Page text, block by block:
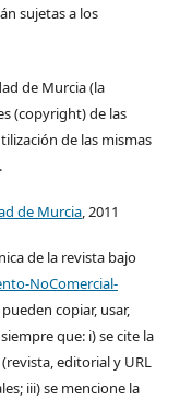
sujetas a los
de Murcia (la
(copyright) de las
de las mismas
de Murcia, 2011
de la revista bajo
NoComercial-
pueden copiar, usar,
que: i) se cite la
editorial y URL
iii) se mencione la